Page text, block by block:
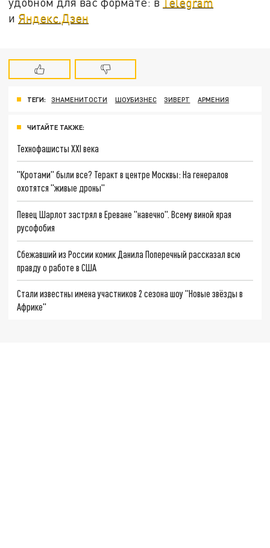
и Яндекс.Дзен
ТЕГИ: ЗНАМЕНИТОСТИ ШОУБИЗНЕС ЗИВЕРТ АРМЕНИЯ
ЧИТАЙТЕ ТАКЖЕ:
Технофашисты XXI века
"Кротами" были все? Теракт в центре Москвы: На генералов
охотятся "живые дроны"
Певец Шарлот застрял в Ереване "навечно". Всему виной ярая
русофобия
Сбежавший из России комик Данила Поперечный рассказал всю
правду о работе в США
Стали известны имена участников 2 сезона шоу "Новые звёзды в
Африке"